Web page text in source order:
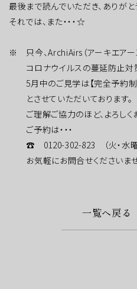
最後まで読んでいただき、ありがと
それでは、また・・・☆
※ 只今、ArchiAirs（アーキエアー
コロナウイルスの蔓延防止対策
5月中のご見学は【完全予約制】
とさせていただいております。
ご理解ご協力のほど、よろしく
ご予約は・・・
☎ 0120-302-823 （火・水曜
お気軽にお問合せくださいませ
一覧へ戻る